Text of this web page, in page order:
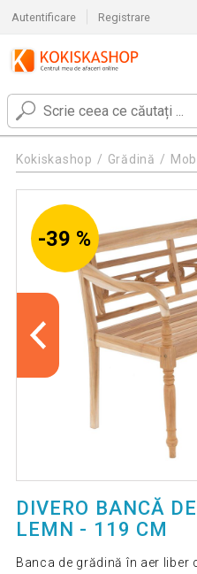
Autentificare Registrare
Kokiskashop Grădină
-39 %
DIVERO BANCĂ
LEMN - 119 CM
Banca de grădină în aer liber